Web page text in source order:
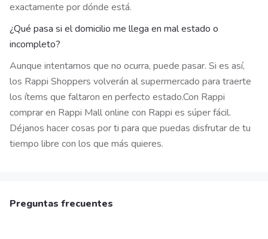
exactamente por dónde está.
¿Qué pasa si el domicilio me llega en mal estado o
incompleto?
Aunque intentamos que no ocurra, puede pasar. Si es así,
los Rappi Shoppers volverán al supermercado para traerte
los ítems que faltaron en perfecto estado.Con Rappi
comprar en Rappi Mall online con Rappi es súper fácil.
Déjanos hacer cosas por ti para que puedas disfrutar de tu
tiempo libre con los que más quieres.
Preguntas frecuentes